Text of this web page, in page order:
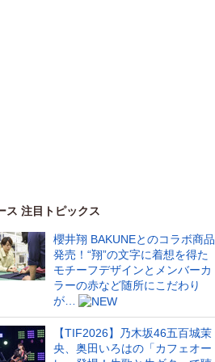
ス 注目トピックス
櫻井翔 BAKUNEとのコラボ商品
発売！“翔”の文字に着想を得た
モチーフデザインとメンバーカ
ラーの赤など随所にこだわり
が…
【TIF2026】乃木坂46五百城茉
央、奥田いろはの「カフェオー